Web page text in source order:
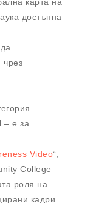
достъпна
чрез
– е за
Video“,
College
роля на
кадри